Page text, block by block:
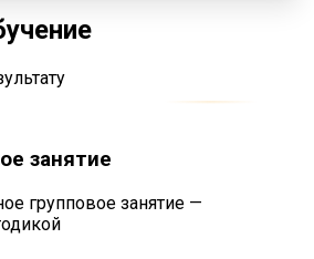
занятие
групповое занятие —